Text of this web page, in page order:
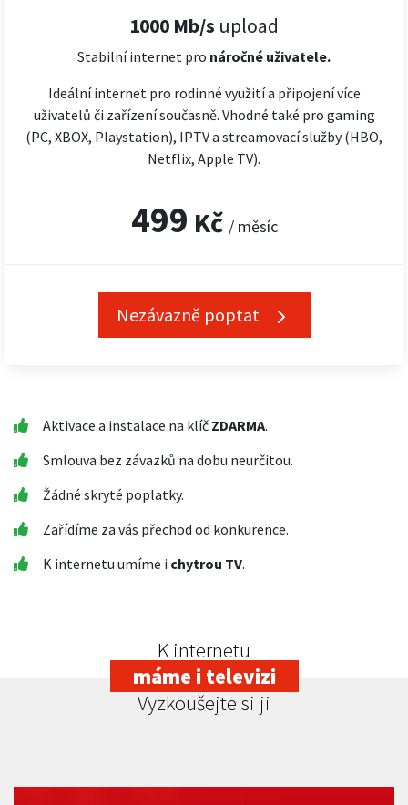
1000 Mb/s upload
Stabilní internet pro náročné uživatele.
Ideální internet pro rodinné využití a připojení více
uživatelů či zařízení současně. Vhodné také pro gaming
(PC, XBOX, Playstation), IPTV a streamovací služby (HBO,
Netflix, Apple TV).
499 Kč / měsíc
Nezávazně poptat
Aktivace a instalace na klíč ZDARMA.
Smlouva bez závazků na dobu neurčitou.
Žádné skryté poplatky.
Zařídíme za vás přechod od konkurence.
K internetu umíme i chytrou TV.
K internetu
máme i televizi
Vyzkoušejte si ji